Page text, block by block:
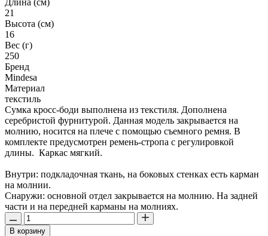
21
Высота (см)
16
Вес (г)
250
Бренд
Mindesa
Материал
текстиль
Сумка кросс-боди выполнена из текстиля. Дополнена
серебристой фурнитурой. Данная модель закрывается на
молнию, носится на плече с помощью съемного ремня. В
комплекте предусмотрен ремень-стропа с регулировкой
длины. Каркас мягкий.
Внутри: подкладочная ткань, на боковых стенках есть карман
на молнии.
Снаружи: основной отдел закрывается на молнию. На задней
части и на передней карманы на молниях.
В корзину